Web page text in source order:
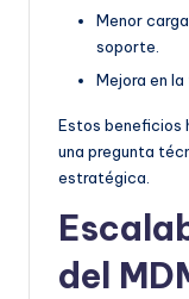
Menor
soporte.
Mejora en
Estos beneficios
una pregunta
estratégica.
del